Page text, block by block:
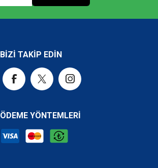
BİZİ TAKİP EDİN
ÖDEME YÖNTEMLERİ